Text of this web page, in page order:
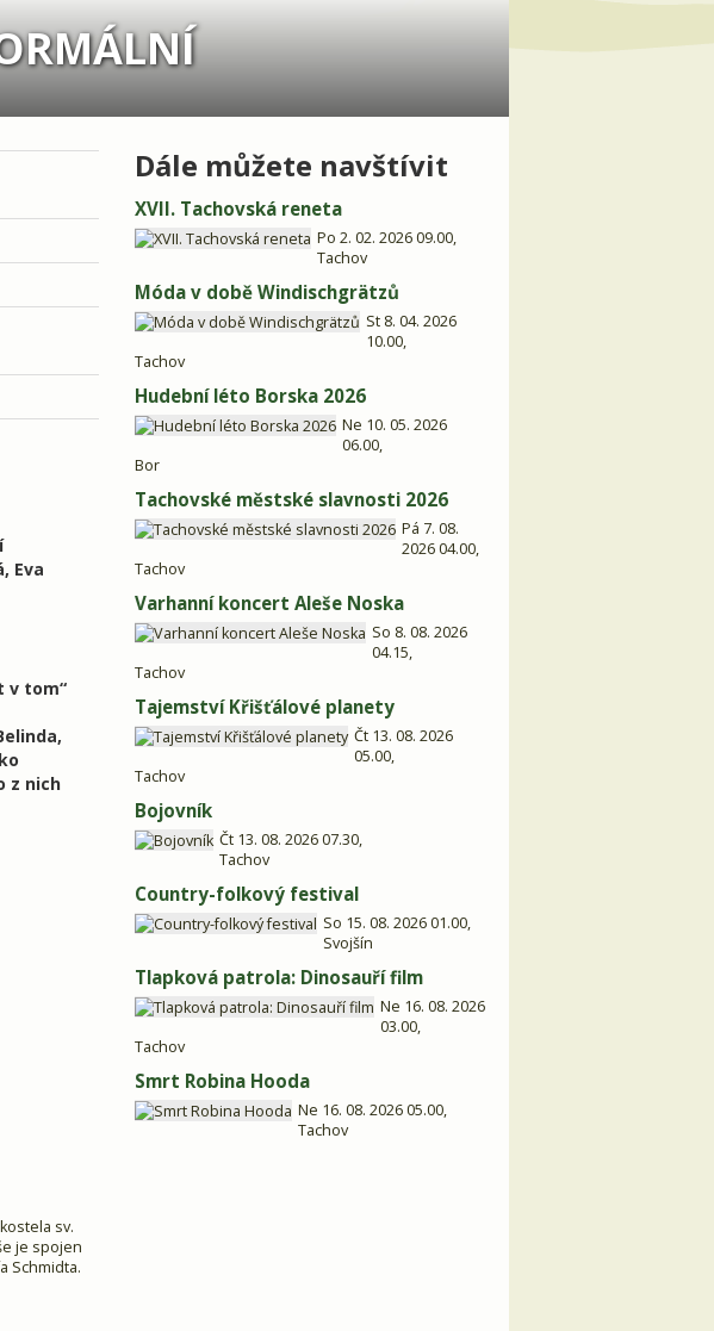
Eva
v tom“
z nich
Dále můžete navštívit
XVII. Tachovská reneta
Po 2. 02. 2026 09.00,
Tachov
Móda v době Windischgrätzů
St 8. 04. 2026
10.00,
Tachov
Hudební léto Borska 2026
Ne 10. 05. 2026
06.00,
Bor
Tachovské městské slavnosti 2026
Pá 7. 08.
2026 04.00,
Tachov
Varhanní koncert Aleše Noska
So 8. 08. 2026
04.15,
Tachov
Tajemství Křišťálové planety
Čt 13. 08. 2026
05.00,
Tachov
Bojovník
Čt 13. 08. 2026 07.30,
Tachov
Country-folkový festival
So 15. 08. 2026 01.00,
Svojšín
Tlapková patrola: Dinosauří film
Ne 16. 08. 2026
03.00,
Tachov
Smrt Robina Hooda
Ne 16. 08. 2026 05.00,
Tachov
sv.
je spojen
Schmidta.